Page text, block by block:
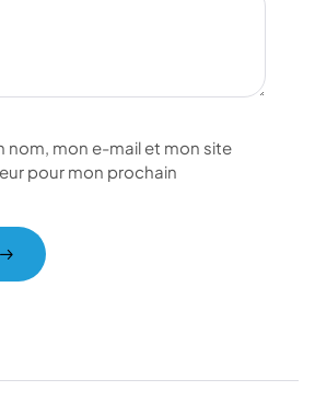
nom, mon e-mail et mon site
pour mon prochain